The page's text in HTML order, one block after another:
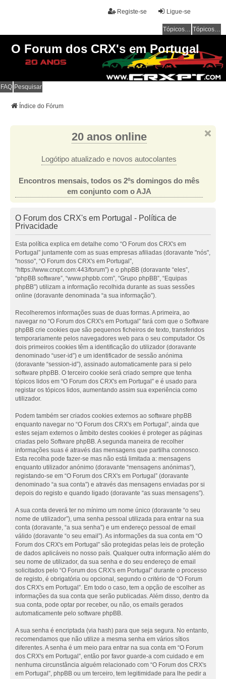
Ligue-se
Registe-se
Tópicos sem resposta Tópicos ativos
O Forum dos CRX's em Portugal
FAQ Pesquisar
Índice do Fórum
20 anos online
Logótipo atualizado e novos autocolantes
Encontros mensais, todos os 2ºs domingos do mês
em conjunto com o AJA
O Forum dos CRX's em Portugal - Política de
Privacidade
Esta política explica em detalhe como “O Forum dos CRX's em
Portugal” juntamente com as suas empresas afiliadas (doravante "nós",
"nosso", “O Forum dos CRX's em Portugal”,
“https://www.crxpt.com:443/forum”) e o phpBB (doravante “eles”,
“phpBB software”, “www.phpbb.com”, “Grupo phpBB”, “Equipas
phpBB”) utilizam a informação recolhida durante as suas sessões
online (doravante denominada “a sua informação”).
Recolheremos informações suas de duas formas. A primeira, ao
navegar no “O Forum dos CRX's em Portugal” fará com que o Software
phpBB crie cookies que são pequenos ficheiros de texto, transferidos
temporariamente pelos navegadores web para o seu computador. Os
dois primeiros cookies têm a identificação do utilizador (doravante
denominado “user-id”) e um identificador de sessão anónima
(doravante “session-id”), assinado automaticamente para si pelo
software phpBB. O terceiro cookie será criado sempre que tenha
tópicos lidos em “O Forum dos CRX's em Portugal” e é usado para
registar os tópicos lidos, aumentando assim sua experiência como
utilizador.
Podem também ser criados cookies externos ao software phpBB
enquanto navegar no “O Forum dos CRX's em Portugal”, ainda que
estes sejam externos o âmbito destes cookies é proteger as páginas
criadas pelo Software phpBB. A segunda maneira de recolher
informações suas é através das mensagens que partilha connosco.
Esta recolha pode fazer-se mas não está limitada a: mensagens
enquanto utilizador anónimo (doravante “mensagens anónimas”),
registando-se em “O Forum dos CRX's em Portugal” (doravante
denominado “a sua conta”) e através das mensagens enviadas por si
depois do registo e quando ligado (doravante “as suas mensagens”).
A sua conta deverá ter no mínimo um nome único (doravante “o seu
nome de utilizador”), uma senha pessoal utilizada para entrar na sua
conta (doravante, “a sua senha”) e um endereço pessoal de email
válido (doravante “o seu email”). As informações da sua conta em “O
Forum dos CRX's em Portugal” são protegidas pelas leis de proteção
de dados aplicáveis no nosso país. Qualquer outra informação além do
seu nome de utilizador, da sua senha e do seu endereço de email
solicitados pelo “O Forum dos CRX's em Portugal” durante o processo
de registo, é obrigatória ou opcional, segundo o critério de “O Forum
dos CRX's em Portugal”. Em todo o caso, tem a opção de escolher as
informações da sua conta que serão publicadas. Além disso, dentro da
sua conta, pode optar por receber, ou não, os emails gerados
automaticamente pelo software phpBB.
A sua senha é encriptada (via hash) para que seja segura. No entanto,
recomendamos que não utilize a mesma senha em vários sítios
diferentes. A senha é um meio para entrar na sua conta em “O Forum
dos CRX's em Portugal”, então por favor guarde-a com cuidado e em
nenhuma circunstância alguém relacionado com “O Forum dos CRX's
em Portugal”, phpBB ou um terceiro, tem legitimidade para lhe pedir a